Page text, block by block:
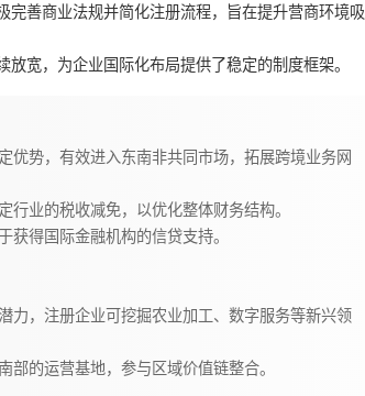
完善商业法规并简化注册流程，旨在提升营商环境吸
宽，为企业国际化布局提供了稳定的制度框架。
优势，有效进入东南非共同市场，拓展跨境业务网
行业的税收减免，以优化整体财务结构。
获得国际金融机构的信贷支持。
力，注册企业可挖掘农业加工、数字服务等新兴领
部的运营基地，参与区域价值链整合。